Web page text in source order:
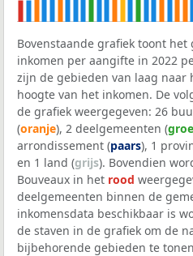
Bovenstaande grafiek toont
inkomen per aangifte in 2022
zijn de gebieden van laag naar
hoogte van het inkomen. De
de grafiek weergegeven: 26
(oranje), 2 deelgemeenten (
arrondissement (paars), 1
en 1 land (grijs). Bovendien
Bouveaux in het rood
deelgemeenten binnen de
inkomensdata beschikbaar is
de staven in de grafiek om de
bijbehorende gebieden te